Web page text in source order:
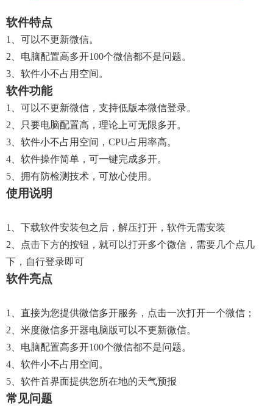
软件特点
1、可以不更新微信。
2、电脑配置高多开100个微信都不是问题。
3、软件小不占用空间。
软件功能
1、可以不更新微信，支持低版本微信登录。
2、只要电脑配置高，理论上可无限多开。
3、软件小不占用空间，CPU占用率高。
4、软件操作简单，可一键完成多开。
5、拥有防检测技术，可放心使用。
使用说明
1、下载软件安装包之后，解压打开，软件无需安装
2、点击下方的按钮，就可以打开多个微信，需要几个点几
下，自行登录即可
软件亮点
1、直接为您提供微信多开服务，点击一次打开一个微信；
2、米度微信多开器电脑版可以不更新微信。
3、电脑配置高多开100个微信都不是问题。
4、软件小不占用空间。
5、软件首界面提供您所在地的天气预报
常见问题